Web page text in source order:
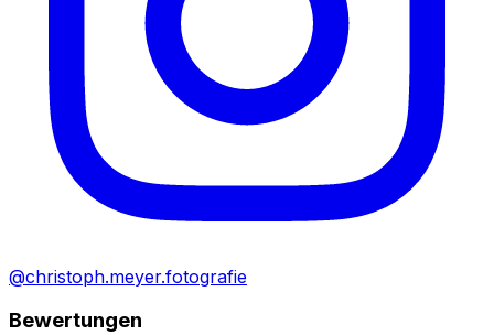
@christoph.meyer.fotografie
Bewertungen